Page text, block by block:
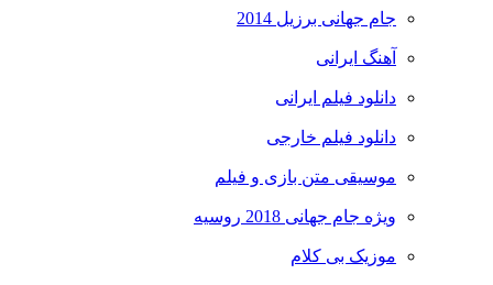
جام جهانی برزیل 2014
آهنگ ایرانی
دانلود فیلم ایرانی
دانلود فیلم خارجی
موسیقی متن بازی و فیلم
ویژه جام جهانی 2018 روسیه
موزیک بی کلام